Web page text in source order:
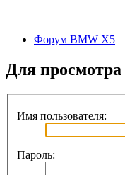
Форум BMW X5
Для
Имя пользователя:
Пароль: